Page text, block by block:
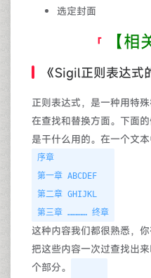
选定封面
【相
《Sigil正则表达式
正则表达式，是一种用特
在查找和替换方面。下面
是干什么用的。在一个文
序章
第一章 ABCDEF
第二章 GHIJKL
第三章 ………… 终章
这种内容我们都很熟悉，
把这些内容一次过查找出
个部分。